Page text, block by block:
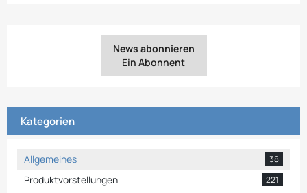
News abonnieren
Ein Abonnent
Kategorien
Allgemeines 38
Produktvorstellungen 221